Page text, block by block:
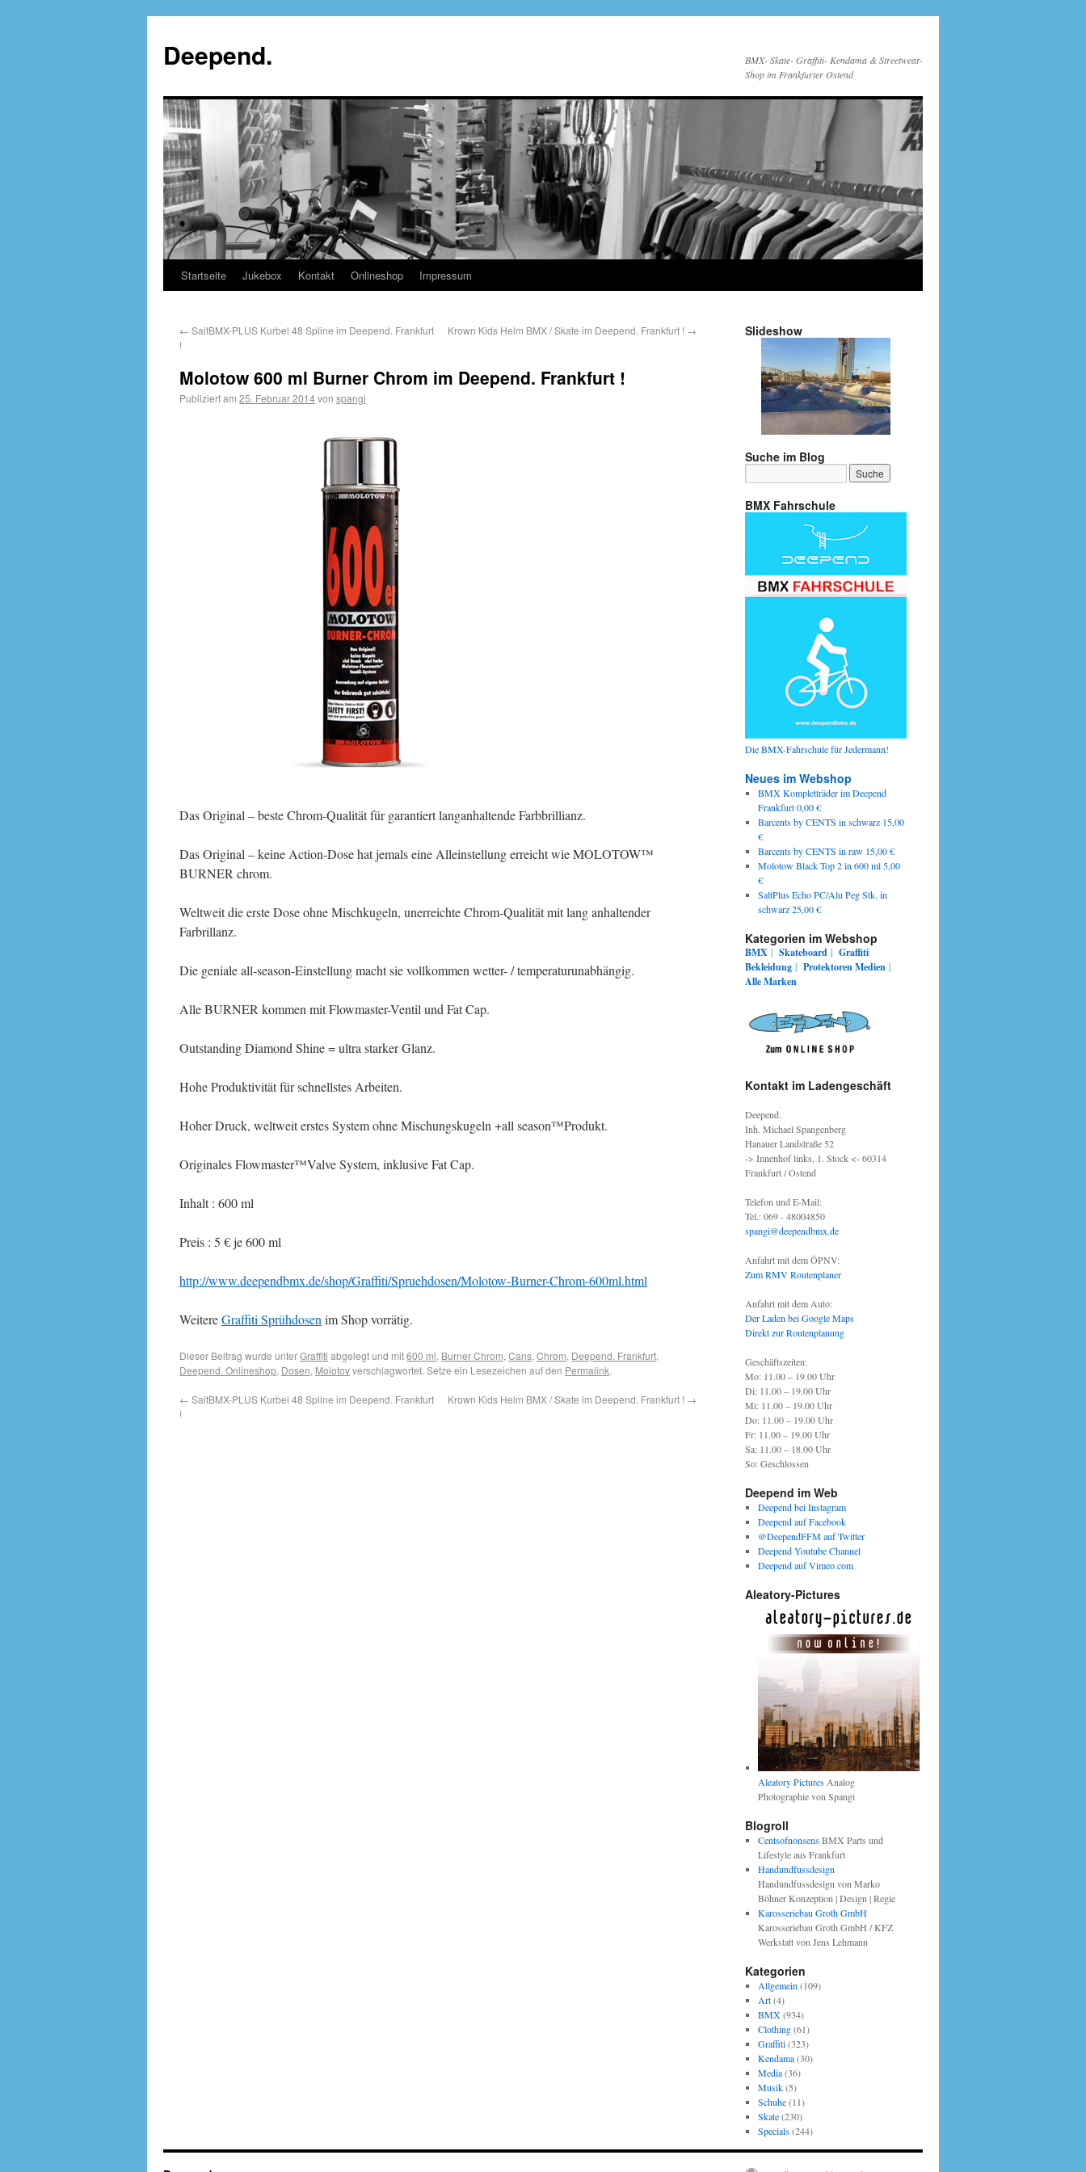
Deepend.
BMX- Skate- Graffiti- Kendama & Streetwear-
Shop im Frankfurter Ostend
Startseite Jukebox Kontakt Onlineshop Impressum
← SaltBMX-PLUS Kurbel 48 Spline im Deepend. Frankfurt
!
Krown Kids Helm BMX / Skate im Deepend. Frankfurt ! →
Molotow 600 ml Burner Chrom im Deepend. Frankfurt !
Publiziert am 25. Februar 2014von spangi
Das Original – beste Chrom-Qualität für garantiert langanhaltende Farbbrillianz.
Das Original – keine Action-Dose hat jemals eine Alleinstellung erreicht wie MOLOTOW™
BURNER chrom.
Weltweit die erste Dose ohne Mischkugeln, unerreichte Chrom-Qualität mit lang anhaltender
Farbrillanz.
Die geniale all-season-Einstellung macht sie vollkommen wetter- / temperaturunabhängig.
Alle BURNER kommen mit Flowmaster-Ventil und Fat Cap.
Outstanding Diamond Shine = ultra starker Glanz.
Hohe Produktivität für schnellstes Arbeiten.
Hoher Druck, weltweit erstes System ohne Mischungskugeln +all season™Produkt.
Originales Flowmaster™Valve System, inklusive Fat Cap.
Inhalt : 600 ml
Preis : 5 € je 600 ml
http://www.deependbmx.de/shop/Graffiti/Spruehdosen/Molotow-Burner-Chrom-600ml.html
WeitereGraffiti Sprühdosen im Shop vorrätig.
Dieser Beitrag wurde unterGraffiti abgelegt und mit600 ml, Burner Chrom, Cans, Chrom, Deepend. Frankfurt,
Deepend. Onlineshop, Dosen, Molotovverschlagwortet. Setze ein Lesezeichen auf den Permalink.
← SaltBMX-PLUS Kurbel 48 Spline im Deepend. Frankfurt
!
Krown Kids Helm BMX / Skate im Deepend. Frankfurt ! →
Slideshow
Suche im Blog
BMX Fahrschule
Die BMX-Fahrschule für Jedermann!
Neues im Webshop
BMX Kompletträder im Deepend
Frankfurt 0,00 €
Barcents by CENTS in schwarz 15,00
€
Barcents by CENTS in raw 15,00 €
Molotow Black Top 2 in 600 ml 5,00
€
SaltPlus Echo PC/Alu Peg Stk. in
schwarz 25,00 €
Kategorien im Webshop
BMX | Skateboard | Graffiti
Bekleidung | ProtektorenMedien |
Alle Marken
Kontakt im Ladengeschäft
Deepend.
Inh. Michael Spangenberg
Hanauer Landstraße 52
-> Innenhof links, 1. Stock <- 60314
Frankfurt / Ostend
Telefon und E-Mail:
Tel.: 069 - 48004850
spangi@deependbmx.de
Anfahrt mit dem ÖPNV:
Zum RMV Routenplaner
Anfahrt mit dem Auto:
Der Laden bei Google Maps
Direkt zur Routenplanung
Geschäftszeiten:
Mo: 11.00 – 19.00 Uhr
Di: 11.00 – 19.00 Uhr
Mi: 11.00 – 19.00 Uhr
Do: 11.00 – 19.00 Uhr
Fr: 11.00 – 19.00 Uhr
Sa: 11.00 – 18.00 Uhr
So: Geschlossen
Deepend im Web
Deepend bei Instagram
Deepend auf Facebook
@DeependFFM auf Twitter
Deepend Youtube Channel
Deepend auf Vimeo.com
Aleatory-Pictures
Aleatory PicturesAnalog
Photographie von Spangi
Blogroll
CentsofnonsensBMX Parts und
Lifestyle aus Frankfurt
Handundfussdesign
Handundfussdesign von Marko
Böhner Konzeption | Design | Regie
Karosseriebau Groth GmbH
Karosseriebau Groth GmbH / KFZ
Werkstatt von Jens Lehmann
Kategorien
Allgemein (109)
Art(4)
BMX(934)
Clothing(61)
Graffiti(323)
Kendama(30)
Media(36)
Musik(5)
Schuhe(11)
Skate(230)
Specials(244)